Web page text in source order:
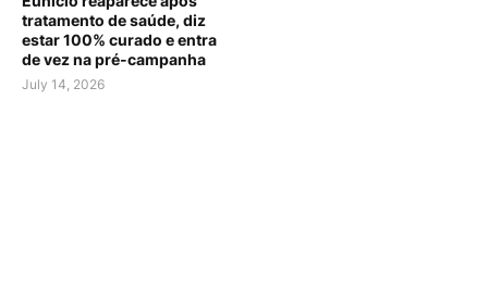
tratamento de saúde, diz
estar 100% curado e entra
de vez na pré-campanha
July 14, 2026